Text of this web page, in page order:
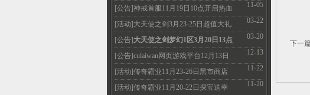
火爆开启 召唤
[公告]神戒首服11月19日10点开启热血
经典散人必玩
11-05
[活动]大天使之剑3月23-25日超值大礼
珍惜道具限
03-22
[公告] 大天使之剑梦幻1区3月20日13点
火爆开启
03-20
[公告]culaiwan网页游戏平台12月13日
机房维护升级
12-13
[活动]传奇霸业11月23-26日黑市商店
全民疯抢不容
11-22
[活动]传奇霸业11月20-22日探宝送幸
11-20
下一